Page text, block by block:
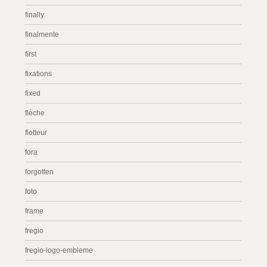
finally
finalmente
first
fixations
fixed
flèche
flotteur
fora
forgotten
foto
frame
fregio
fregio-logo-embleme